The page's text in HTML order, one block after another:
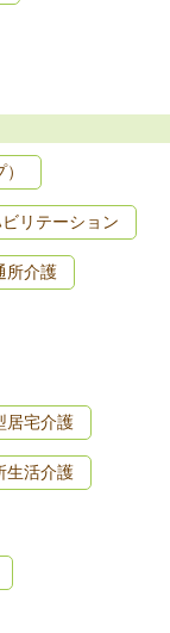
リテーション
所介護
居宅介護
生活介護